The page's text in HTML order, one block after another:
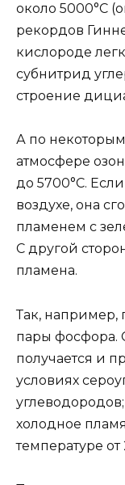
около 5000°C
рекордов
кислороде
субнитрид
строение
А по
атмосфере
до 5700°C.
воздухе, она
пламенем с
С другой
пламена.
Так, например,
пары фосфора.
получается и
условиях
холодное
температуре от